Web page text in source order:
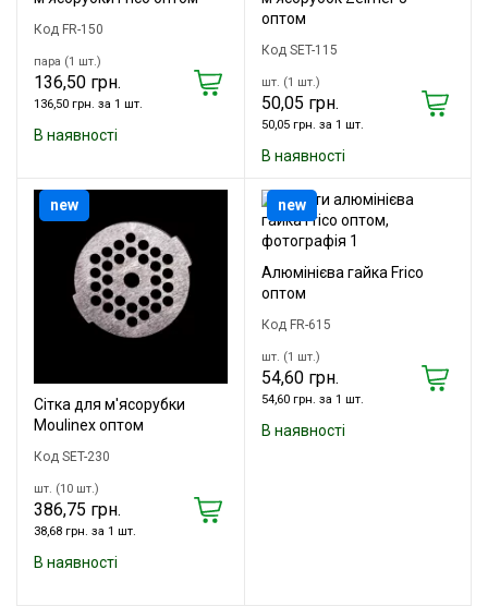
Код FR-150
пара (1 шт.)
136,50 грн.
136,50 грн. за 1 шт.
В наявності
оптом
Код SET-115
шт. (1 шт.)
50,05 грн.
50,05 грн. за 1 шт.
В наявності
Сітка для м'ясорубки
Moulinex оптом
Код SET-230
шт. (10 шт.)
386,75 грн.
38,68 грн. за 1 шт.
В наявності
new
Алюмінієва гайка Frico
оптом
Код FR-615
шт. (1 шт.)
54,60 грн.
54,60 грн. за 1 шт.
В наявності
new